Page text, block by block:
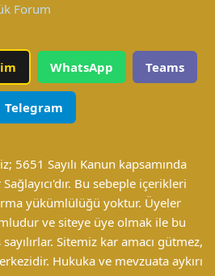
Forum
WhatsApp Teams
Telegram
5651 Sayılı Kanun kapsamında
Bu sebeple içerikleri
yükümlülüğü yoktur. Üyeler
ve siteye üye olmak ile bu
Sitemiz kar amacı gütmez,
Hukuka ve mevzuata aykırı